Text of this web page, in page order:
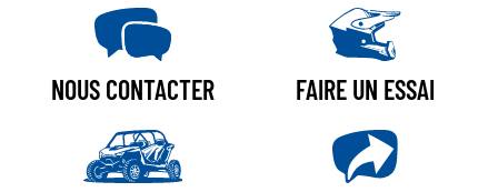
NOUS CONTACTER FAIRE UN ESSAI